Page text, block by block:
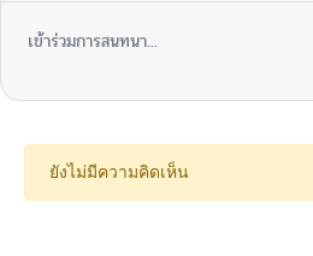
ตอนที่ 17
เข้าร่วมการสนทนา...
ยังไม่มีความคิดเห็น